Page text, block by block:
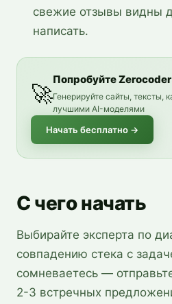
свежие отзывы видны
написать.
🚀
Попробуйте
Генерируйте сайты, тексты,
лучшими AI-моделями
Начать бесплатно →
С чего начать
Выбирайте эксперта по
совпадению стека с
сомневаетесь —
2-3 встречных